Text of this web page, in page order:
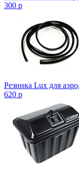
300 p
Резинка Lux для
620 p